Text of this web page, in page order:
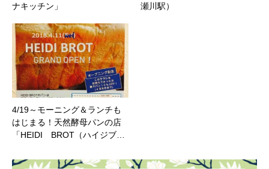
ナキッチン」
瀬川駅）
4/19～モーニング＆ランチも
はじまる！天然酵母パンの店
「HEIDI BROT（ハイジブ…